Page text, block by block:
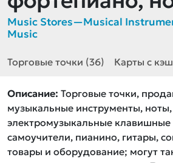
Music Stores—Musical
Music
Торговые точки (36) Карты с
Описание: Торговые точки,
музыкальные инструменты, ноты,
электромузыкальные клавишные
самоучители, пианино, гитары,
товары и оборудование; могут